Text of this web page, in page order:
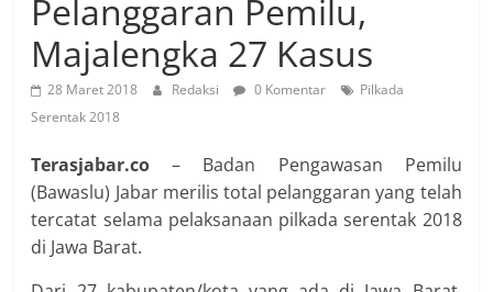
Pelanggaran Pemilu,
Majalengka 27 Kasus
28 Maret 2018 Redaksi 0 Komentar
Pilkada
Serentak 2018
Terasjabar.co – Badan Pengawasan Pemilu
(Bawaslu) Jabar merilis total pelanggaran yang telah
tercatat selama pelaksanaan pilkada serentak 2018
di Jawa Barat.